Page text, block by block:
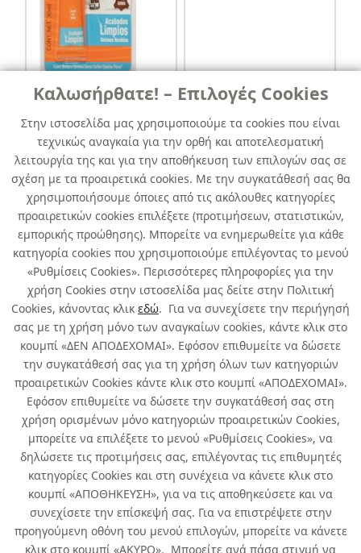
Καλωσήρθατε! – Επιλογές Cookies
Στην ιστοσελίδα μας χρησιμοποιούμε τα cookies που είναι
τεχνικώς αναγκαία για την ορθή και αποτελεσματική
λειτουργία της και για την αποθήκευση των επιλογών σας σε
σχέση με τα προαιρετικά cookies. Με την συγκατάθεσή σας θα
χρησιμοποιήσουμε όποιες από τις ακόλουθες κατηγορίες
προαιρετικών cookies επιλέξετε (προτιμήσεων, στατιστικών,
εμπορικής προώθησης). Μπορείτε να ενημερωθείτε για κάθε
κατηγορία cookies που χρησιμοποιούμε επιλέγοντας το μενού
«Ρυθμίσεις Cookies». Περισσότερες πληροφορίες για την
χρήση Cookies στην ιστοσελίδα μας δείτε στην Πολιτική
Cookies, κάνοντας κλικ εδώ. Για να συνεχίσετε την περιήγησή
σας με τη χρήση μόνο των αναγκαίων cookies, κάντε κλικ στο
κουμπί «ΔΕΝ ΑΠΟΔΕΧΟΜΑΙ». Εφόσον επιθυμείτε να δώσετε
την συγκατάθεσή σας για τη χρήση όλων των κατηγοριών
προαιρετικών Cookies κάντε κλικ στο κουμπί «ΑΠΟΔΕΧΟΜΑΙ».
Εφόσον επιθυμείτε να δώσετε την συγκατάθεσή σας στη
χρήση ορισμένων μόνο κατηγοριών προαιρετικών Cookies,
μπορείτε να επιλέξετε το μενού «Ρυθμίσεις Cookies», να
δηλώσετε τις προτιμήσεις σας, επιλέγοντας τις επιθυμητές
κατηγορίες Cookies και στη συνέχεια να κάνετε κλικ στο
κουμπί «ΑΠΟΘΗΚΕΥΣΗ», για να τις αποθηκεύσετε και να
συνεχίσετε την επίσκεψή σας. Για να επιστρέψετε στην
προηγούμενη οθόνη του μενού επιλογών, μπορείτε να κάνετε
κλικ στο κουμπί «ΑΚΥΡΟ». Μπορείτε ανά πάσα στιγμή να
ΒΕΝΖΙΝΟΚΟΛΛΕΣ
EN SUITE 2017
Όλα
Σχετικά με εμάς
Χρήσιμα
Όροι χρήσης & Ασφάλεια